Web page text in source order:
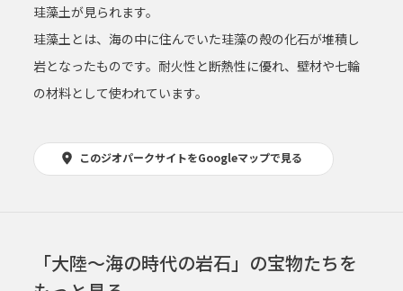
珪藻土が見られます。
珪藻土とは、海の中に住んでいた珪藻の殻の化石が堆積し
岩となったものです。耐火性と断熱性に優れ、壁材や七輪
の材料として使われています。
このジオパークサイトをGoogleマップで見る
「大陸～海の時代の岩石」の宝物たちを